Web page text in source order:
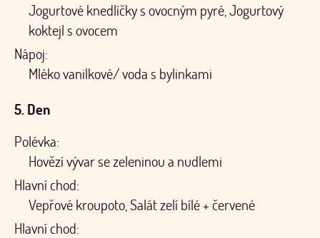
Jogurtové knedlíčky s ovocným pyré, Jogurtový
koktejl s ovocem
Nápoj:
Mléko vanilkové/ voda s bylinkami
5. Den
Polévka:
Hovězí vývar se zeleninou a nudlemi
Hlavní chod:
Vepřové kroupoto, Salát zelí bílé + červené
Hlavní chod: